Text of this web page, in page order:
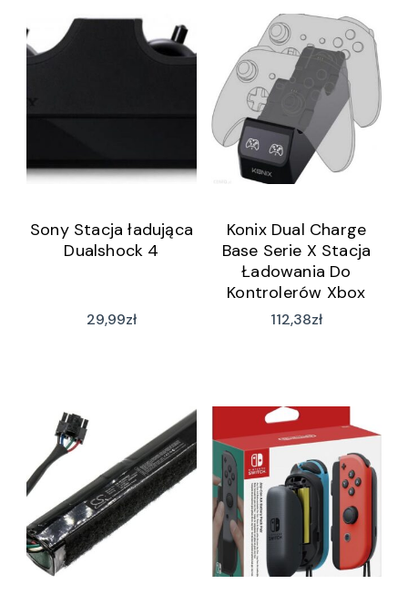
Sony Stacja ładująca
Dualshock 4
29,99zł
Konix Dual Charge
Base Serie X Stacja
Ładowania Do
Kontrolerów Xbox
Series X
112,38zł